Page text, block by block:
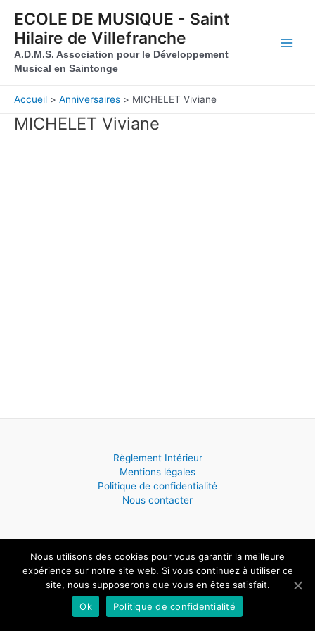
ECOLE DE MUSIQUE - Saint
Hilaire de Villefranche
A.D.M.S. Association pour le Développement
Musical en Saintonge
Accueil Anniversaires MICHELET Viviane
MICHELET Viviane
Règlement Intérieur
Mentions légales
Politique de confidentialité
Nous contacter
Copyright © 2026 ECOLE DE MUSIQUE - Saint Hilaire de Villefranche
| Powered byThème WordPress Astra
Nous utilisons des cookies pour vous garantir la meilleure
expérience sur notre site web. Si vous continuez à utiliser ce
site, nous supposerons que vous en êtes satisfait.
Ok
Politique de confidentialité